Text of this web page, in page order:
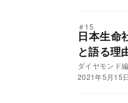
＃15
日本生命
と語る理
ダイヤモンド
2021年5月15